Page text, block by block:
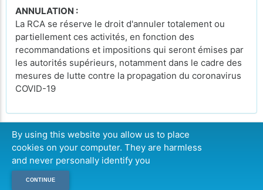
ANNULATION :
La RCA se réserve le droit d'annuler totalement ou
partiellement ces activités, en fonction des
recommandations et impositions qui seront émises par
les autorités supérieurs, notamment dans le cadre des
mesures de lutte contre la propagation du coronavirus
COVID-19
CONTINUER
By using this website you allow us to place
cookies on your computer. They are harmless
and never personally identify you
CONTINUE